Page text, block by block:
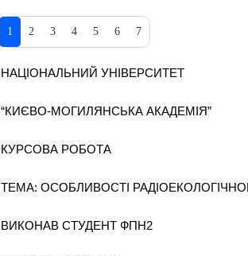
1 2 3 4 5 6 7
НАЦІОНАЛЬНИЙ УНІВЕРСИТЕТ
“КИЄВО-МОГИЛЯНСЬКА АКАДЕМІЯ”
КУРСОВА РОБОТА
ТЕМА: ОСОБЛИВОСТІ
ВИКОНАВ СТУДЕНТ ФПН2